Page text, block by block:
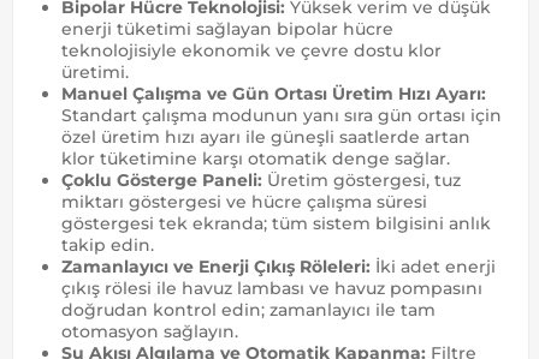
Bipolar Hücre Teknolojisi: Yüksek verim ve düşük
enerji tüketimi sağlayan bipolar hücre
teknolojisiyle ekonomik ve çevre dostu klor
üretimi.
Manuel Çalışma ve Gün Ortası Üretim Hızı Ayarı:
Standart çalışma modunun yanı sıra gün ortası için
özel üretim hızı ayarı ile güneşli saatlerde artan
klor tüketimine karşı otomatik denge sağlar.
Çoklu Gösterge Paneli: Üretim göstergesi, tuz
miktarı göstergesi ve hücre çalışma süresi
göstergesi tek ekranda; tüm sistem bilgisini anlık
takip edin.
Zamanlayıcı ve Enerji Çıkış Röleleri: İki adet enerji
çıkış rölesi ile havuz lambası ve havuz pompasını
doğrudan kontrol edin; zamanlayıcı ile tam
otomasyon sağlayın.
Su Akışı Algılama ve Otomatik Kapanma: Filtre